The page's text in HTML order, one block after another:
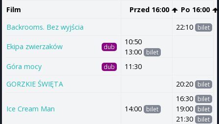
Film
Przed 16:00
Po 16:00
Backrooms. Bez wyjścia
22:10 bilet
Ekipa zwierzaków dub
10:50
13:00 bilet
Góra mocy dub
11:30
GORZKIE ŚWIĘTA
20:20 bilet
Ice Cream Man 14:00 bilet
16:30 bilet
19:00 bilet
21:30 bilet